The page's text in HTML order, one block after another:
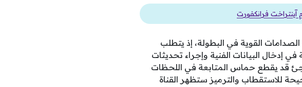
آينتراخت فرانكفورت
القوية في البطولة، إذ يتطلب
تردد قناة أون سبورت لمتابعة الدوري المصري 2025 دقة في إدخال البيانات الفنية وإجراء تحديثات
قد يقطع حماس المتابعة في اللحظات
للاستقطاب والترميز ستظهر القناة